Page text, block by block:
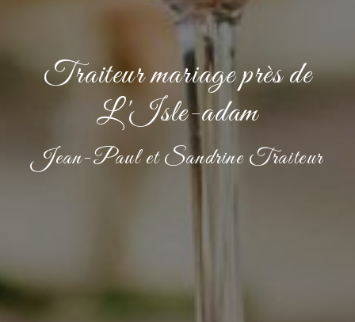
Traiteur mariage près de
L'Isle-adam
Jean-Paul et Sandrine Traiteur